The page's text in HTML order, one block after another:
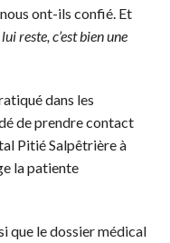
ont-ils confié. Et
reste, c’est bien une
dans les
de prendre contact
Pitié Salpêtrière à
la patiente
que le dossier médical